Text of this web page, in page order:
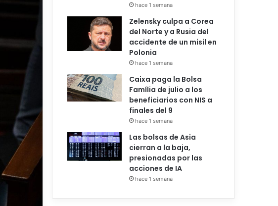
hace 1 semana
Zelensky culpa a Corea
del Norte y a Rusia del
accidente de un misil en
Polonia
hace 1 semana
Caixa paga la Bolsa
Família de julio a los
beneficiarios con NIS a
finales del 9
hace 1 semana
Las bolsas de Asia
cierran a la baja,
presionadas por las
acciones de IA
hace 1 semana